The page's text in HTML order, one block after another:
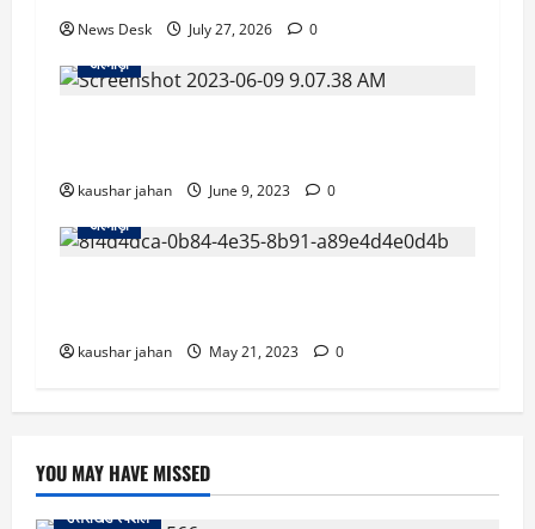
News Desk July 27, 2026
0
अल्मोड़ा
kaushar jahan June 9, 2023
0
अल्मोड़ा
kaushar jahan May 21, 2023 0
YOU MAY HAVE MISSED
उत्तराखंड स्पेशल